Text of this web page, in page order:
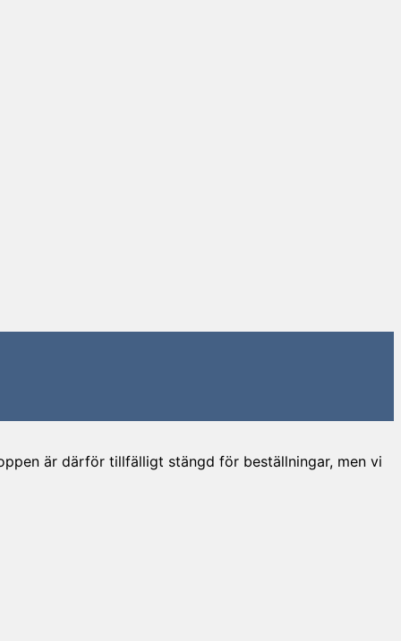
är därför tillfälligt stängd för beställningar, men vi